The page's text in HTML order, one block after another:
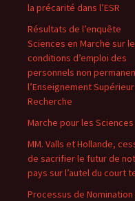
la précarité dans l’ESR
Résultats de l’enquête
Sciences en Marche sur
conditions d’emploi des
personnels non
l’Enseignement
Recherche
Marche pour les Sciences
MM. Valls et Hollande,
de sacrifier le futur de
pays sur l’autel du court
Processus de Nomination